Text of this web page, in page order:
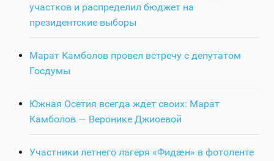
участков и распределил бюджет на
президентские выборы
Марат Камболов провел встречу с депутатом
Госдумы
Южная Осетия всегда ждет своих: Марат
Камболов — Веронике Джиоевой
Участники летнего лагеря «Фидӕн» в фотоленте